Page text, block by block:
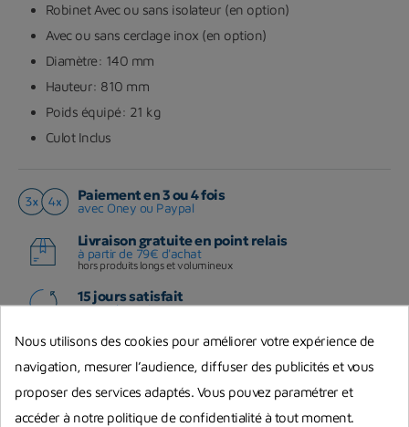
Robinet Avec ou sans isolateur (en option)
Avec ou sans cerclage inox (en option)
Diamètre: 140 mm
Hauteur: 810 mm
Poids équipé: 21 kg
Culot Inclus
Paiement en 3 ou 4 fois
avec Oney ou Paypal
Livraison gratuite en point relais
à partir de 79€ d'achat
hors produits longs et volumineux
15 jours satisfait
ou remboursé
Partager :
Nous utilisons des cookies pour améliorer votre expérience de
navigation, mesurer l’audience, diffuser des publicités et vous
proposer des services adaptés. Vous pouvez paramétrer et
accéder à notre politique de confidentialité à tout moment.